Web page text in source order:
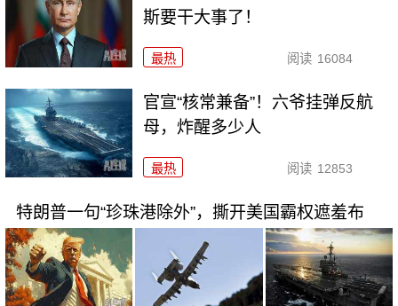
斯要干大事了！
最热 阅读 16084
官宣“核常兼备”！六爷挂弹反航
母，炸醒多少人
最热 阅读 12853
特朗普一句“珍珠港除外”，撕开美国霸权遮羞布